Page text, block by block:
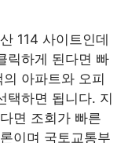
114 사이트인데
릭하게 된다면 빠
아파트와 오피
택하면 됩니다. 지
면 조회가 빠른
이며 국토교통부